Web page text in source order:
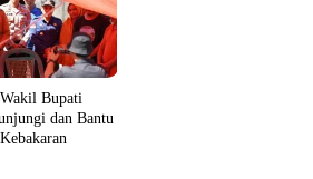
Bupati
dan Bantu